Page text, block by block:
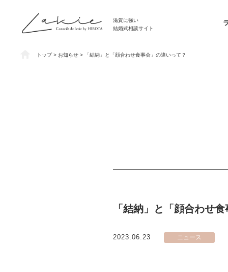
滋賀に強い
結婚式相談サイト
トップ> お知らせ > 「結納」と「顔合わせ食事会」の違いって？
「結納」と「顔合わせ
2023.06.23 ニュース